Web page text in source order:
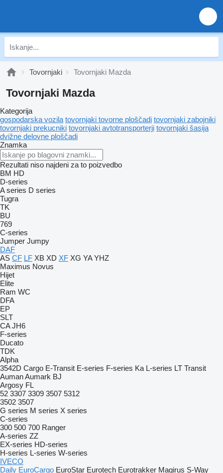
Tovornjaki Tovornjaki Mazda
Tovornjaki Mazda
Kategorija
gospodarska vozila tovornjaki tovorne ploščadi tovornjaki zabojniki
tovornjaki prekucniki tovornjaki avtotransporterji tovornjaki šasija
dvižne delovne ploščadi
Znamka
Rezultati niso najdeni za to poizvedbo
BM HD
D-series
A series D series
Tugra
TK
BU
769
C-series
Jumper Jumpy
DAF
AS CF LF XB XD XF XG YA YHZ
Maximus Novus
Hijet
Elite
Ram WC
DFA
EP
SLT
CA JH6
F-series
Ducato
TDK
Alpha
3542D Cargo E-Transit E-series F-series Ka L-series LT Transit
AumanAumark BJ
Argosy FL
52 3307 3309 3507 5312
3502 3507
G series M series X series
C-series
300 500 700 Ranger
A-series ZZ
EX-series HD-series
H-series L-series W-series
IVECO
Daily EuroCargo EuroStar Eurotech Eurotrakker Magirus S-Way